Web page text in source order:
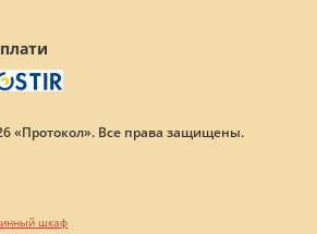
«Протокол». Все права защищены.
шкаф